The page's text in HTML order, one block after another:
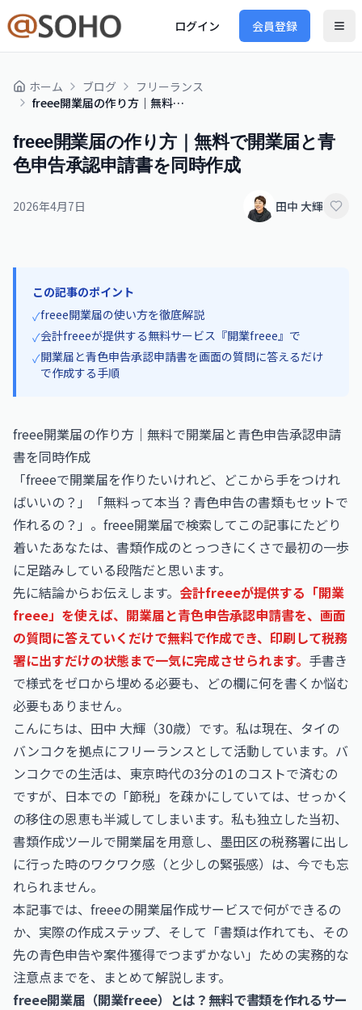
ログイン 会員登録
ホーム ブログ
フリーランス
freee開業届の作り方｜無料で開業届と青色申告承認申請書を同時作成
freee開業届の作り方｜無料で開業届と青
色申告承認申請書を同時作成
2026年4月7日 田中 大輝
この記事のポイント
✓freee開業届の使い方を徹底解説
✓会計freeeが提供する無料サービス『開業freee』で
✓開業届と青色申告承認申請書を画面の質問に答えるだけ
で作成する手順
freee開業届の作り方｜無料で開業届と青色申告承認申請
書を同時作成
「freeeで開業届を作りたいけれど、どこから手をつけれ
ばいいの？」「無料って本当？青色申告の書類もセットで
作れるの？」。freee開業届で検索してこの記事にたどり
着いたあなたは、書類作成のとっつきにくさで最初の一歩
に足踏みしている段階だと思います。
先に結論からお伝えします。 会計freeeが提供する「開業
freee」を使えば、開業届と青色申告承認申請書を、画面
の質問に答えていくだけで無料で作成でき、印刷して税務
署に出すだけの状態まで一気に完成させられます。 手書き
で様式をゼロから埋める必要も、どの欄に何を書くか悩む
必要もありません。
こんにちは、田中 大輝（30歳）です。私は現在、タイの
バンコクを拠点にフリーランスとして活動しています。バ
ンコクでの生活は、東京時代の3分の1のコストで済むの
ですが、日本での「節税」を疎かにしていては、せっかく
の移住の恩恵も半減してしまいます。私も独立した当初、
書類作成ツールで開業届を用意し、墨田区の税務署に出し
に行った時のワクワク感（と少しの緊張感）は、今でも忘
れられません。
本記事では、freeeの開業届作成サービスで何ができるの
か、実際の作成ステップ、そして「書類は作れても、その
先の青色申告や案件獲得でつまずかない」ための実務的な
注意点までを、まとめて解説します。
freee開業届（開業freee）とは？無料で書類を作れるサー